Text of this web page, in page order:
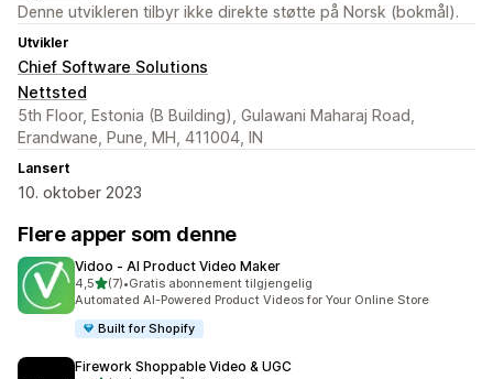
Denne utvikleren tilbyr ikke direkte støtte på Norsk (bokmål).
Utvikler
Chief Software Solutions
Nettsted
5th Floor, Estonia (B Building), Gulawani Maharaj Road,
Erandwane, Pune, MH, 411004, IN
Lansert
10. oktober 2023
Flere apper som denne
Vidoo ‑ AI Product Video Maker
4,5av 5 stjerner
(7)
Totalt 7 omtaler
•Gratis abonnement tilgjengelig
Automated AI-Powered Product Videos for Your Online Store
Built for Shopify
Firework Shoppable Video & UGC